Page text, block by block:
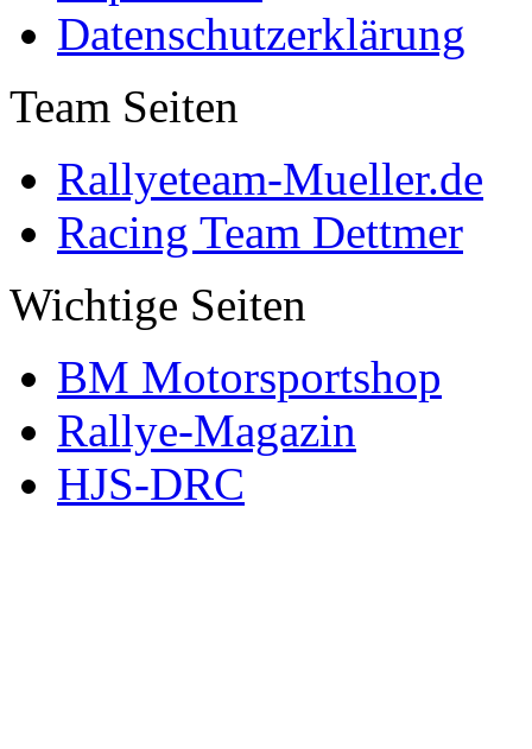
Datenschutzerklärung
Team Seiten
Rallyeteam-Mueller.de
Racing Team Dettmer
Wichtige Seiten
BM Motorsportshop
Rallye-Magazin
HJS-DRC